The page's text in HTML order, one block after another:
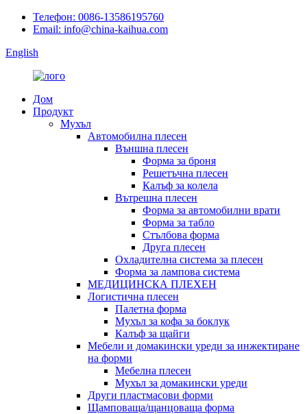
Телефон: 0086-13586195760
Email: info@china-kaihua.com
English
Дом
Продукт
Мухъл
Автомобилна плесен
Външна плесен
Форма за броня
Решетъчна плесен
Калъф за колела
Вътрешна плесен
Форма за автомобилни врати
Форма за табло
Стълбова форма
Друга плесен
Охладителна система за плесен
Форма за лампова система
МЕДИЦИНСКА ПЛЕХЕН
Логистична плесен
Палетна форма
Мухъл за кофа за боклук
Калъф за щайги
Мебели и домакински уреди за инжектиране
на форми
Мебелна плесен
Мухъл за домакински уреди
Други пластмасови форми
Щамповаща/щанцоваща форма